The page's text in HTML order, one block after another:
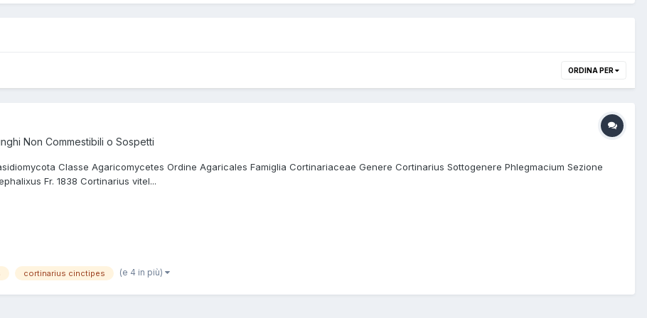
ORDINA PER
Non Commestibili o Sospetti
Classe Agaricomycetes Ordine Agaricales Famiglia Cortinariaceae Genere Cortinarius Sottogenere Phlegmacium Sezione
Fr. 1838 Cortinarius vitel...
cortinarius cinctipes (e 4 in più)